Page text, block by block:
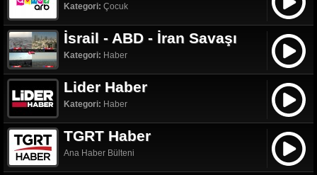
Kategori: Çocuk
İsrail - ABD - İran Savaşı
Kategori: Haber
Lider Haber
Kategori: Haber
TGRT Haber
Ana Haber Bülteni